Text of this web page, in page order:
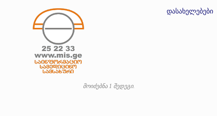
დასახელებები
მოიძებნა 1 შედეგი.